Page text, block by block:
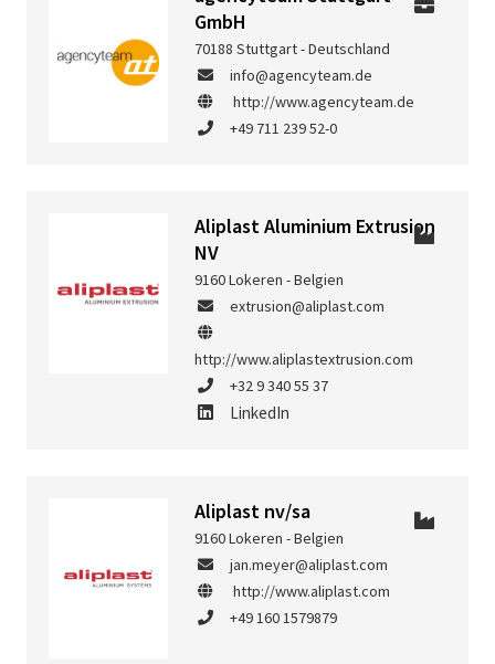
GmbH
70188 Stuttgart - Deutschland
info@agencyteam.de
http://www.agencyteam.de
+49 711 239 52-0
Aliplast Aluminium Extrusion
NV
9160 Lokeren - Belgien
extrusion@aliplast.com
http://www.aliplastextrusion.com
+32 9 340 55 37
LinkedIn
Aliplast nv/sa
9160 Lokeren - Belgien
jan.meyer@aliplast.com
http://www.aliplast.com
+49 160 1579879